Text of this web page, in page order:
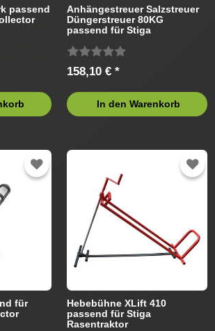
passend
Anhängestreuer Salzstreuer
Düngerstreuer 80KG
passend für Stiga
158,10 € *
In den Warenkorb
für
Hebebühne XLift 410
passend für Stiga
Rasentraktor